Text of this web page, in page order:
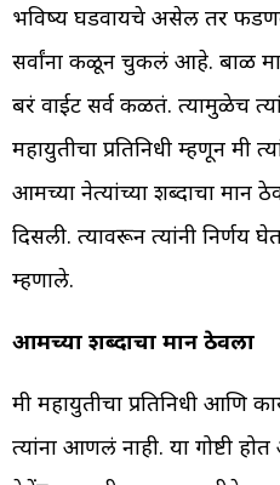
भविष्य घडवायचे असेल तर
सर्वांना कळून चुकलं आहे. बाळ
बरं वाईट सर्व कळतं. त्यामुळेच
महायुतीचा प्रतिनिधी म्हणून मी
आमच्या नेत्यांच्या शब्दाचा मान
दिसली. त्यावरून त्यांनी
म्हणाले.
आमच्या शब्दाचा मान ठेवला
मी महायुतीचा प्रतिनिधी आणि
त्यांना आणलं नाही. या गोष्टी